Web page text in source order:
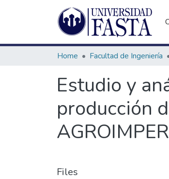
Home Facultad de Ingeniería
Estudio y
producción
Files